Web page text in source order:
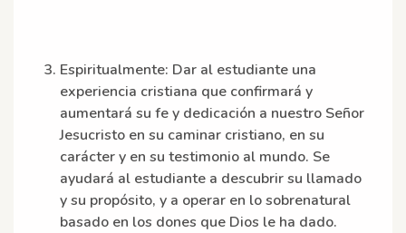
Espiritualmente: Dar al estudiante una
experiencia cristiana que confirmará y
aumentará su fe y dedicación a nuestro Señor
Jesucristo en su caminar cristiano, en su
carácter y en su testimonio al mundo. Se
ayudará al estudiante a descubrir su llamado
y su propósito, y a operar en lo sobrenatural
basado en los dones que Dios le ha dado.